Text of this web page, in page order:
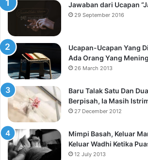
Jawaban dari Ucapan
29 September 2016
Ucapan-Ucapan Yang
Ada Orang Yang
26 March 2013
Baru Talak Satu Dan
Berpisah, Ia Masih
27 December 2012
Mimpi Basah, Keluar
Keluar Wadhi Ketika
12 July 2013